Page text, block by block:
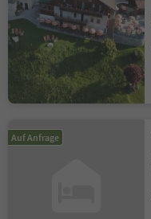
Auf Anfrage